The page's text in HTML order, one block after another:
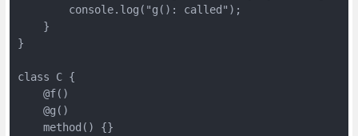
        console.log("g(): called");
    }
}
class C {
    @f()
    @g()
    method() {}